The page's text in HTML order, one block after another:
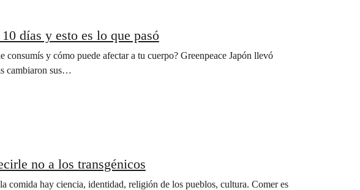
días y esto es lo que pasó
consumís y cómo puede afectar a tu cuerpo? Greenpeace Japón llevó
cambiaron sus…
no a los transgénicos
comida hay ciencia, identidad, religión de los pueblos, cultura. Comer es